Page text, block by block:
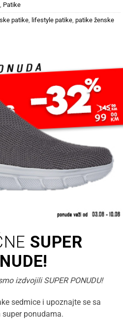
Patike
patike lifestyle patike patike ženske
SUPER
izdvojili SUPER PONUDU!
sedmice i upoznajte se sa
ponudama.